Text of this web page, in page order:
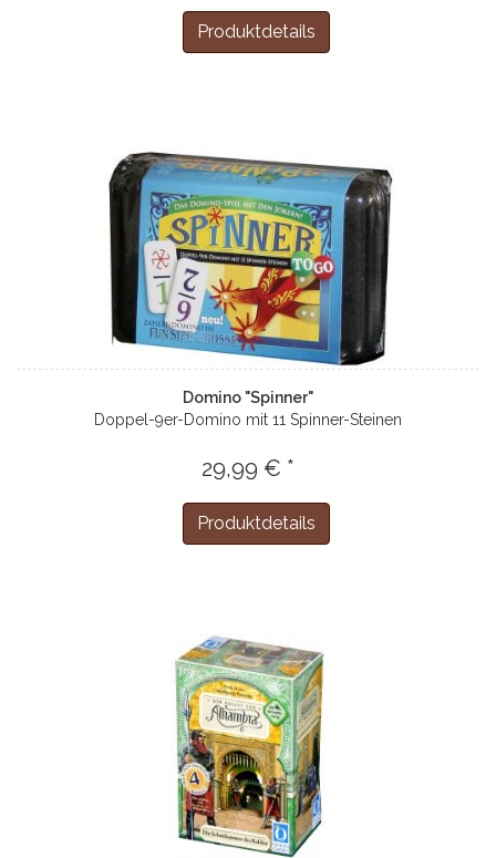
Produktdetails
Domino "Spinner"
Doppel-9er-Domino mit 11 Spinner-Steinen
29,99 € *
Produktdetails